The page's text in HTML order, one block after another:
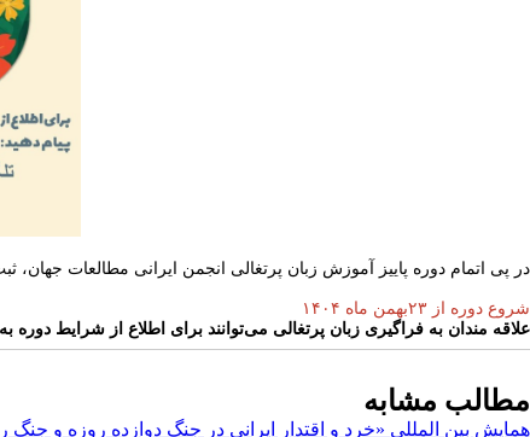
در پی اتمام دوره پاییز آموزش زبان پرتغالی انجمن ایرانی مطالعات جهان، ثبت نام دوره زمستان ۱۴۰۴ آغاز شد. این دوره به صورت
شروع دوره از ۲۳بهمن ماه ۱۴۰۴
علاقه مندان به فراگیری زبان پرتغالی می‌توانند برای اطلاع از شرایط دوره به
مطالب مشابه
همایش بین المللی «خرد و اقتدار ایرانی در جنگ دوازده روزه و